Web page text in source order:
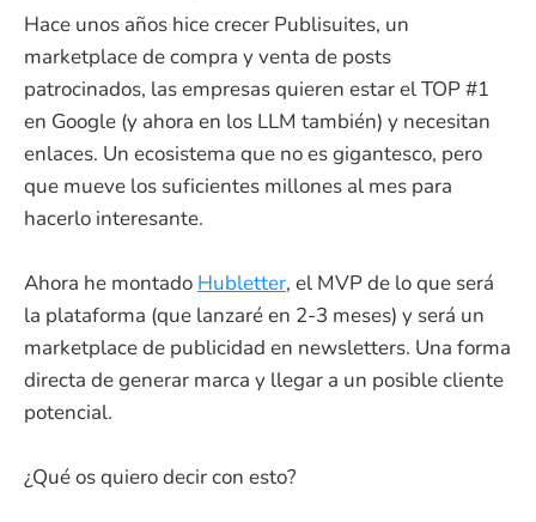
Hace unos años hice crecer Publisuites, un
marketplace de compra y venta de posts
patrocinados, las empresas quieren estar el TOP #1
en Google (y ahora en los LLM también) y necesitan
enlaces. Un ecosistema que no es gigantesco, pero
que mueve los suficientes millones al mes para
hacerlo interesante.
Ahora he montado Hubletter, el MVP de lo que será
la plataforma (que lanzaré en 2-3 meses) y será un
marketplace de publicidad en newsletters. Una forma
directa de generar marca y llegar a un posible cliente
potencial.
¿Qué os quiero decir con esto?